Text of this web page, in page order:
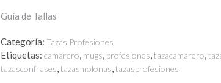
Guía de Tallas
Categoría: Tazas Profesiones
Etiquetas: camarero, mugs, profesiones,tazacamarero,
tazasconfrases,tazasmolonas,tazasprofesiones